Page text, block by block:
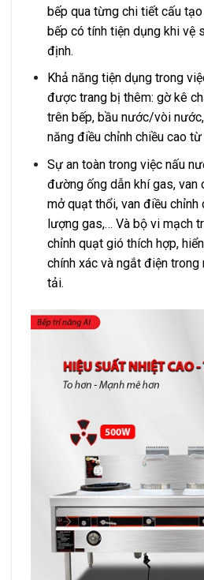
bếp qua từng chi tiết cấu
bếp có tính tiện dụng khi vệ
định.
Khả năng tiện dụng trong
được trang bị thêm: gờ kê
trên bếp, bầu nước/vòi
năng điều chỉnh chiều cao
Sự an toàn trong việc nấu
đường ống dẫn khí gas, van
mở quạt thổi, van điều chỉnh
lượng gas,… Và bộ vi mạch
chỉnh quạt gió thích hợp,
chính xác và ngắt điện
tải.